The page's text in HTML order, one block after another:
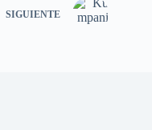
SIGUIENTE